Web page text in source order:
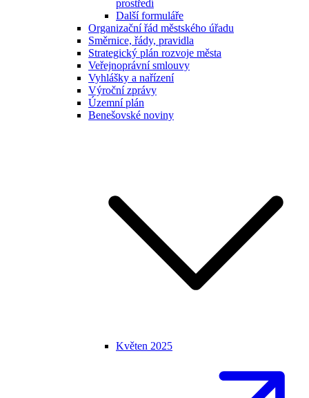
prostředí
Další formuláře
Organizační řád městského úřadu
Směrnice, řády, pravidla
Strategický plán rozvoje města
Veřejnoprávní smlouvy
Vyhlášky a nařízení
Výroční zprávy
Územní plán
Benešovské noviny
Květen 2025